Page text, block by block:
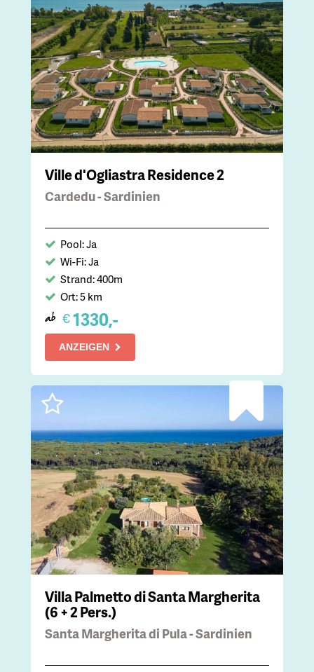
Ville d'Ogliastra Residence 2
Cardedu - Sardinien
Pool: Ja
Wi-Fi: Ja
Strand: 400m
Ort: 5 km
ab €1330,-
ANZEIGEN
Villa Palmetto di Santa Margherita
(6 + 2 Pers.)
Santa Margherita di Pula - Sardinien